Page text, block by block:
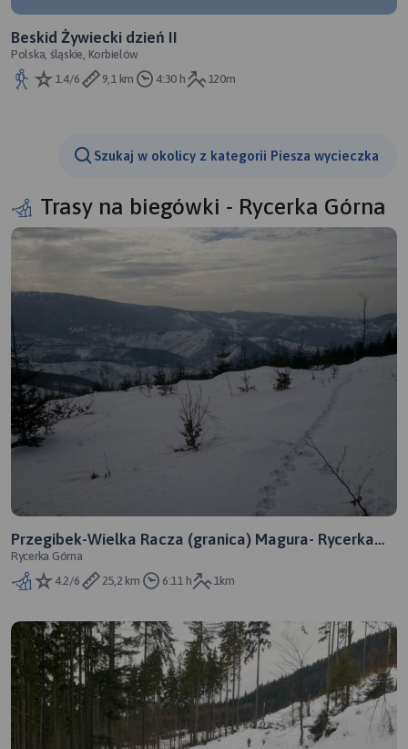
Beskid Żywiecki dzień II
Polska, śląskie, Korbielów
1.4/6
9,1 km 4:30 h 120m
Szukaj w okolicy z kategorii Piesza wycieczka
Trasy na biegówki - Rycerka Górna
Przegibek-Wielka Racza (granica) Magura- Rycerka
Górna - Przegibek
Rycerka Górna
4.2/6
25,2 km 6:11 h 1km